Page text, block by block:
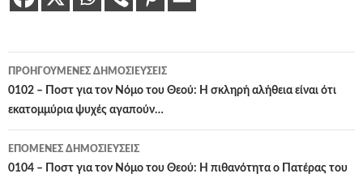
Πλοήγηση
άρθρων
ΠΡΟΗΓΟΎΜΕΝΕΣ ΔΗΜΟΣΙΕΎΣΕΙΣ
0102 – Ποστ για τον Νόμο του Θεού: Η σκληρή αλήθεια είναι ότι
εκατομμύρια ψυχές αγαπούν…
ΕΠΌΜΕΝΕΣ ΔΗΜΟΣΙΕΎΣΕΙΣ
0104 – Ποστ για τον Νόμο του Θεού: Η πιθανότητα ο Πατέρας του